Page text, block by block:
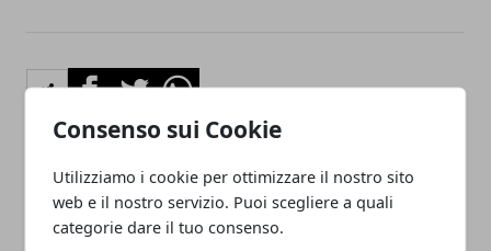
Consenso sui Cookie
Utilizziamo i cookie per ottimizzare il nostro sito
web e il nostro servizio. Puoi scegliere a quali
categorie dare il tuo consenso.
FacebookTwitterWhatsapp
Articolo Precedente
Dieta Monocibo: mangiare
Articolo Successivo